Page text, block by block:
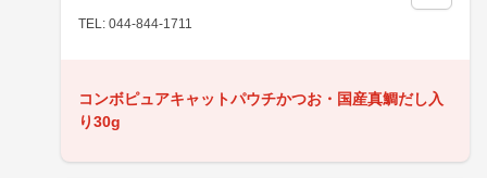
TEL: 044-844-1711
コンボピュアキャットパウチかつお・国産真鯛だし入
り30g